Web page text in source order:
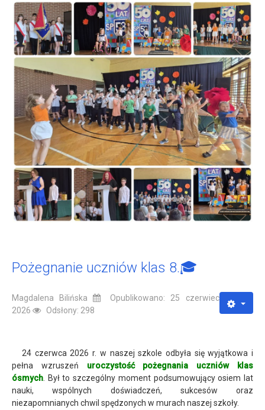
Pożegnanie uczniów klas 8.🎓
Magdalena Bilińska
Opublikowano: 25 czerwiec
2026
Odsłony: 298
24 czerwca 2026 r. w naszej szkole odbyła się wyjątkowa i
pełna wzruszeń uroczystość pożegnania uczniów klas
ósmych. Był to szczególny moment podsumowujący osiem lat
nauki, wspólnych doświadczeń, sukcesów oraz
niezapomnianych chwil spędzonych w murach naszej szkoły.